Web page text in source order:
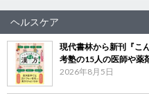
ヘルスケア
現代書林から新刊『こ
考塾の15人の医師や薬
2026年8月5日